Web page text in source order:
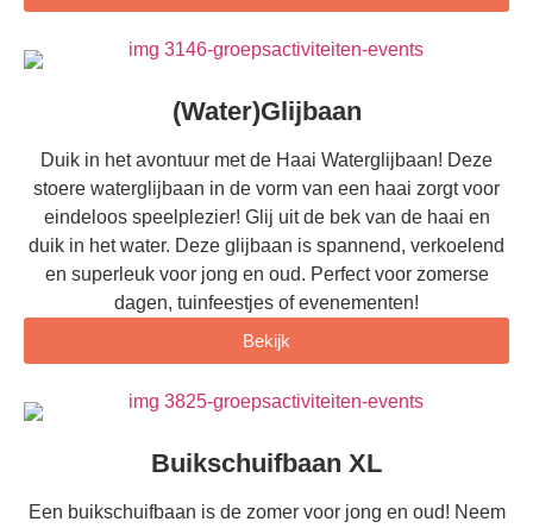
(Water)Glijbaan
Duik in het avontuur met de Haai Waterglijbaan! Deze
stoere waterglijbaan in de vorm van een haai zorgt voor
eindeloos speelplezier! Glij uit de bek van de haai en
duik in het water. Deze glijbaan is spannend, verkoelend
en superleuk voor jong en oud. Perfect voor zomerse
dagen, tuinfeestjes of evenementen!
Bekijk
Buikschuifbaan XL
Een buikschuifbaan is de zomer voor jong en oud! Neem